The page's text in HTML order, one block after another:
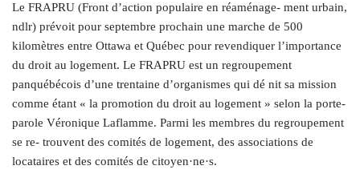
Le FRAPRU (Front d’action populaire en réaménage- ment urbain,
ndlr) prévoit pour septembre prochain une marche de 500
kilomètres entre Ottawa et Québec pour revendiquer l’importance
du droit au logement. Le FRAPRU est un regroupement
panquébécois d’une trentaine d’organismes qui dé nit sa mission
comme étant « la promotion du droit au logement » selon la porte-
parole Véronique Laflamme. Parmi les membres du regroupement
se re- trouvent des comités de logement, des associations de
locataires et des comités de citoyen·ne·s.